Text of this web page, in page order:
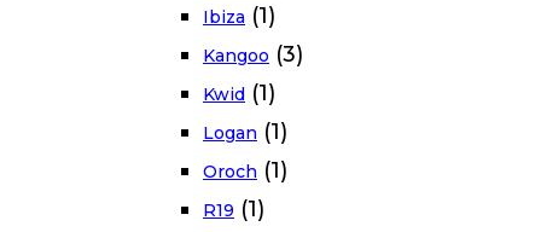
Ibiza (1)
Kangoo (3)
Kwid (1)
Logan (1)
Oroch (1)
R19 (1)